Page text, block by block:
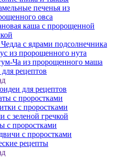
печенья из
овса
каша с пророщенной
с ядрами подсолнечника
из пророщенного нута
Ча из пророщенного маша
рецептов
для рецептов
с проростками
с проростками
с зеленой гречкой
с проростками
с проростками
рецепты